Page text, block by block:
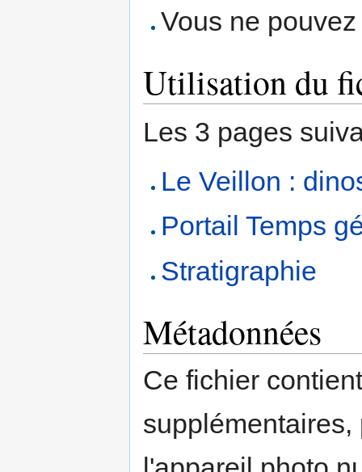
Vous ne
Utilisation du
Les 3 pages
Le Veillon :
Portail Temps
Stratigraphie
Métadonnées
Ce fichier